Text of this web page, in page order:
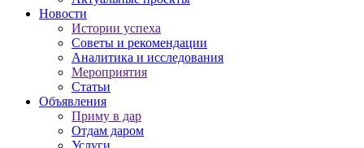
Новости
Истории успеха
Советы и рекомендации
Аналитика и исследования
Мероприятия
Статьи
Объявления
Приму в дар
Отдам даром
Услуги